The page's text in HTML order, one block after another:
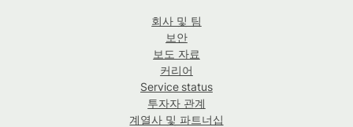
회사 및 팀
보안
보도 자료
커리어
Service status
투자자 관계
계열사 및 파트너십